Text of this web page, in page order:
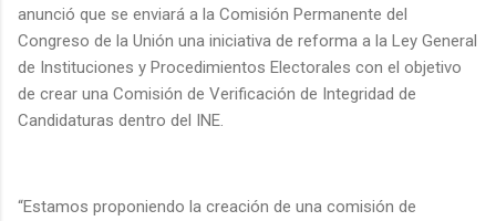
anunció que se enviará a la Comisión Permanente del
Congreso de la Unión una iniciativa de reforma a la Ley General
de Instituciones y Procedimientos Electorales con el objetivo
de crear una Comisión de Verificación de Integridad de
Candidaturas dentro del INE.
“Estamos proponiendo la creación de una comisión de